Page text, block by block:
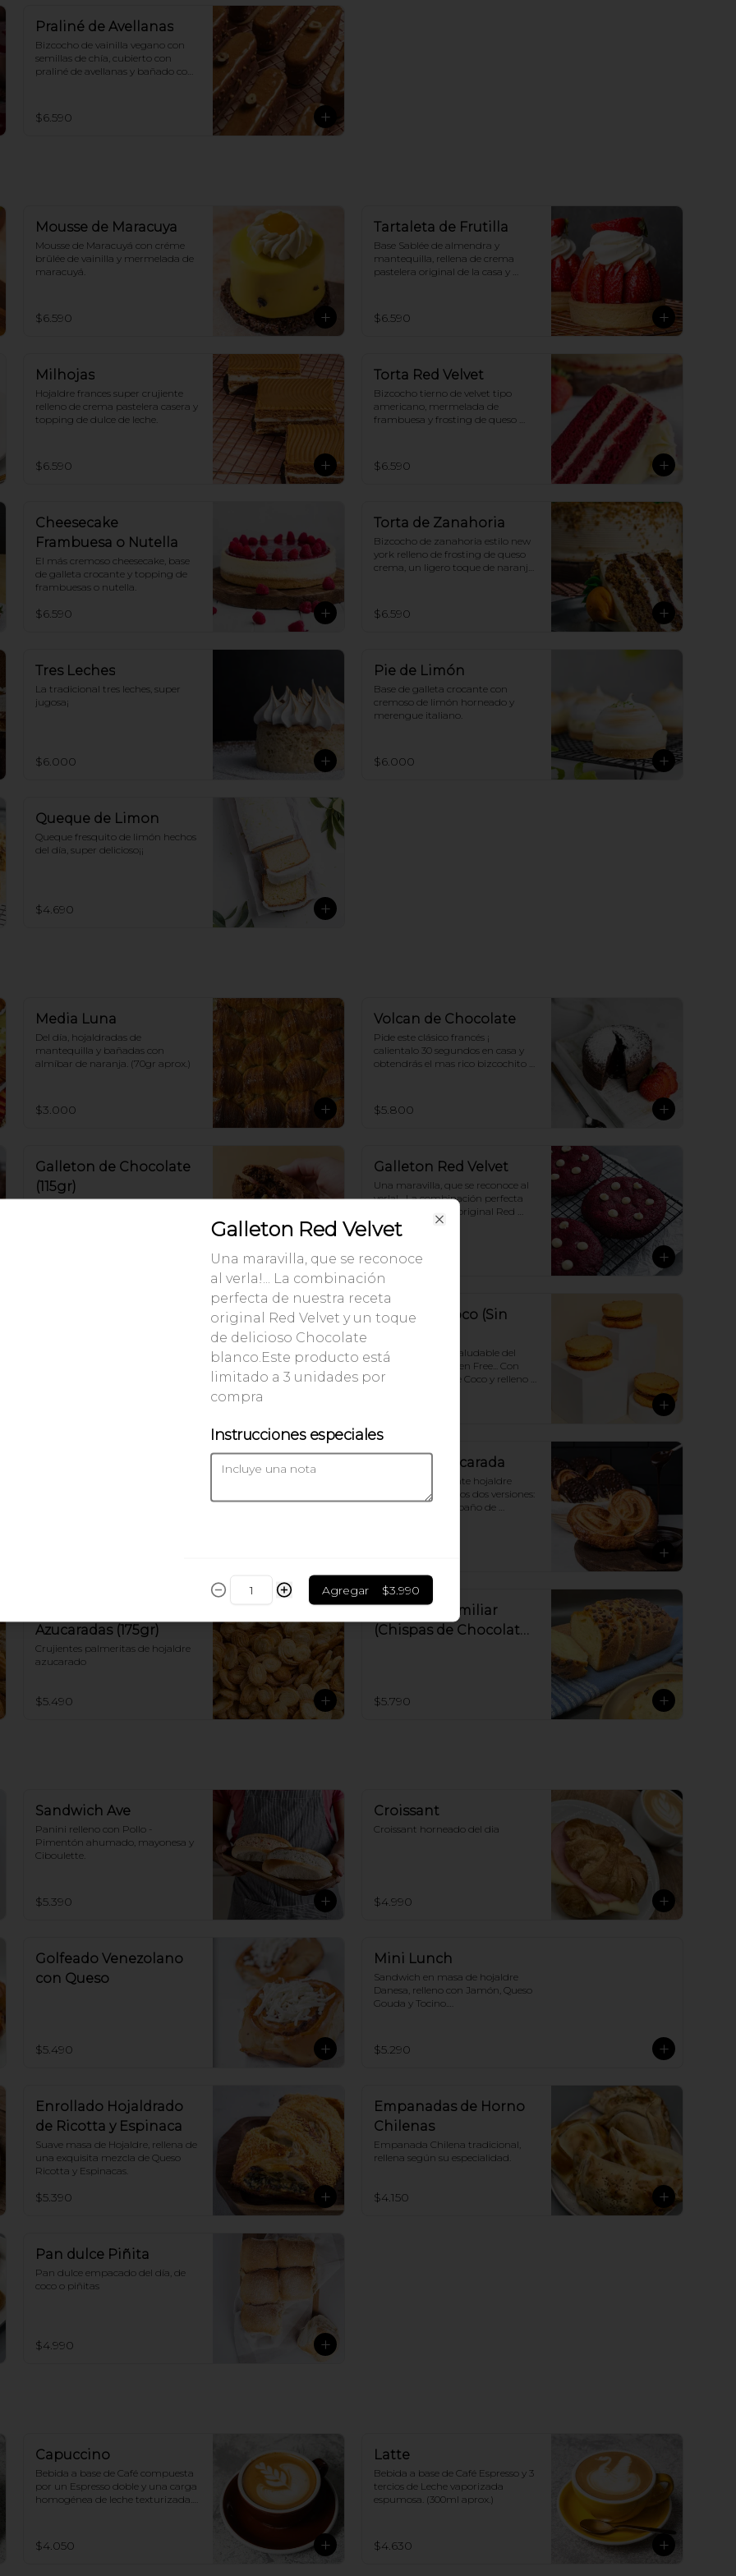
Praliné de Avellanas
Bizcocho de vainilla vegano con
semillas de chía, cubierto con
praliné de avellanas y bañado con
$6.590
Mousse de Maracuya
Mousse de Maracuyá con créme
brûlée de vainilla y mermelada de
maracuyá.
$6.590
Tartaleta de Frutilla
Base Sablée de almendra y
mantequilla, rellena de crema
pastelera original de la casa y
$6.590
Milhojas
Hojaldre frances super crujiente
relleno de crema pastelera casera y
topping de dulce de leche.
$6.590
Torta Red Velvet
Bizcocho tierno de velvet tipo
americano, mermelada de
frambuesa y frosting de queso
$6.590
Cheesecake
Frambuesa o Nutella
El más cremoso cheesecake, base
de galleta crocante y topping de
frambuesas o nutella.
$6.590
Torta de Zanahoria
Bizcocho de zanahoria estilo new
york relleno de frosting de queso
crema, un ligero toque de naranja
$6.590
Tres Leches
La tradicional tres leches, super
jugosa¡
$6.000
Pie de Limón
Base de galleta crocante con
cremoso de limón horneado y
merengue italiano.
$6.000
Queque de Limon
Queque fresquito de limón hechos
del día, super delicioso¡¡
$4.690
Media Luna
Del día, hojaldradas de
mantequilla y bañadas con
almíbar de naranja. (70gr aprox.)
$3.000
Volcan de Chocolate
Pide este clásico francés ¡
calientalo 30 segundos en casa y
obtendrás el mas rico bizcochito
acompañalo con helado de
vainilla y disfruta ¡
$5.800
Galleton de Chocolate
(115gr)
Galleton Red Velvet
Una maravilla, que se reconoce al
verla!... La combinación perfecta
de nuestra receta original Red
Velvet y un toque de delicioso
Chocolate blanco.
$3.990
Alfajor de Coco (Sin
Una version más saludable del
Alfajor, ahora Gluten Free... Con
deliciosa galleta de Coco y relleno
Palmera Azucarada
Hechas con crujiente hojaldre
azucarado; tenemos dos versiones:
solo azucar o con baño de
Azucaradas (175gr)
Crujientes palmeritas de hojaldre
azucarado
$5.490
Queque's Familiar
(Chispas de Chocolate
$5.790
Sandwich Ave
Panini relleno con Pollo -
Pimentón ahumado, mayonesa y
Ciboulette.
$5.390
Croissant
Croissant horneado del dia
$4.990
Golfeado Venezolano
con Queso
$5.490
Mini Lunch
Sandwich en masa de hojaldre
Danesa, relleno con Jamón, Queso
Gouda y Tocino.
solo disfruta.!
$5.290
Enrollado Hojaldrado
de Ricotta y Espinaca
Suave masa de Hojaldre, rellena de
una exquisita mezcla de Queso
Ricotta y Espinacas.
$5.390
Empanadas de Horno
Chilenas
Empanada Chilena tradicional,
rellena según su especialidad.
$4.150
Pan dulce Piñita
Pan dulce empacado del día, de
coco o piñitas
$4.990
Capuccino
Bebida a base de Café compuesta
por un Espresso doble y una carga
homogénea de leche texturizada.
$4.050
Latte
Bebida a base de Café Espresso y 3
tercios de Leche vaporizada
espumosa. (300ml aprox.)
$4.630
Galleton Red Velvet
Una maravilla, que se reconoce
al verla!... La combinación
perfecta de nuestra receta
original Red Velvet y un toque
de delicioso Chocolate
blanco. Este producto está
limitado a 3 unidades por
compra
Instrucciones especiales
Agregar $3.990